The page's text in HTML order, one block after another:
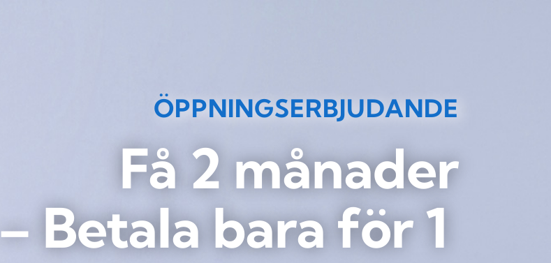
ÖPPNINGSERBJUDANDE
Få 2 månader
– Betala bara för 1